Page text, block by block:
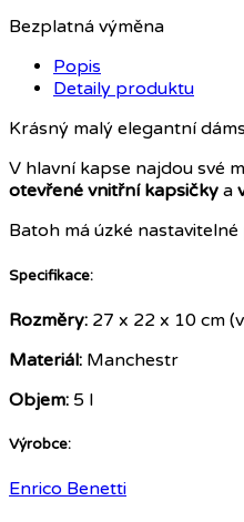
Bezplatná výměna
Popis
Detaily produktu
Krásný malý elegantní
V hlavní kapse najdou své
otevřené vnitřní kapsičky a
Batoh má úzké
Specifikace:
Rozměry: 27 x 22 x 10 cm
Materiál: Manchestr
Objem: 5 l
Výrobce:
Enrico Benetti